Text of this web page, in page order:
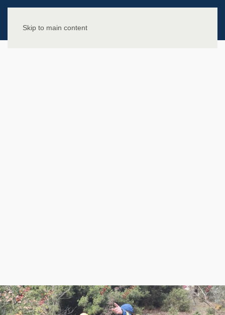
Skip to main content